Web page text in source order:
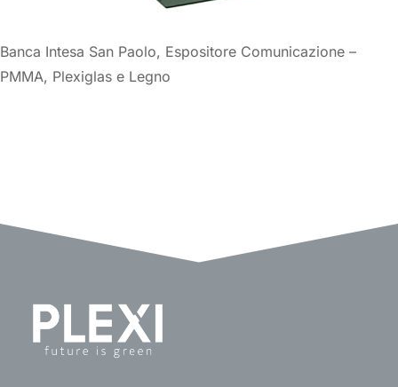
Banca Intesa San Paolo, Espositore Comunicazione –
PMMA, Plexiglas e Legno